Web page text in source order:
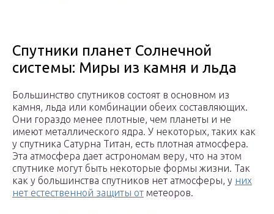
Спутники планет Солнечной
системы: Миры из камня и льда
Большинство спутников состоят в основном из
камня, льда или комбинации обеих составляющих.
Они гораздо менее плотные, чем планеты и не
имеют металлического ядра. У некоторых, таких как
у спутника Сатурна Титан, есть плотная атмосфера.
Эта атмосфера дает астрономам веру, что на этом
спутнике могут быть некоторые формы жизни. Так
как у большинства спутников нет атмосферы, у них
нет естественной защиты от метеоров.